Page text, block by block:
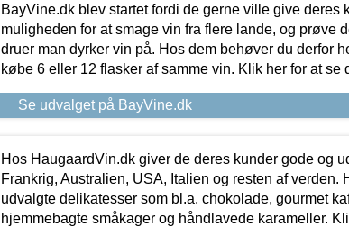
BayVine.dk blev startet fordi de gerne ville give deres
muligheden for at smage vin fra flere lande, og prøve
druer man dyrker vin på. Hos dem behøver du derfor
købe 6 eller 12 flasker af samme vin. Klik her for at se
Se udvalget på BayVine.dk
Hos HaugaardVin.dk giver de deres kunder gode og
Frankrig, Australien, USA, Italien og resten af verden.
udvalgte delikatesser som bl.a. chokolade, gourmet
hjemmebagte småkager og håndlavede karameller.